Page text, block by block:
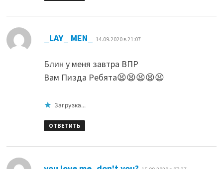
_LAY_ MEN_ 14.09.2020 в 21:07
Блин у меня завтра ВПР
Вам Пизда Ребята😫😫😫😫😫
Загрузка...
ОТВЕТИТЬ